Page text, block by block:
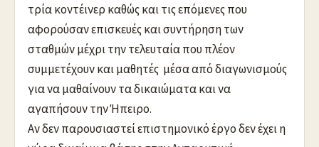
τρία κοντέινερ καθώς και τις επόμενες που
αφορούσαν επισκευές και συντήρηση των
σταθμών μέχρι την τελευταία που πλέον
συμμετέχουν και μαθητές μέσα από διαγωνισμούς
για να μαθαίνουν τα δικαιώματα και να
αγαπήσουν την Ήπειρο.
Αν δεν παρουσιαστεί επιστημονικό έργο δεν έχει η